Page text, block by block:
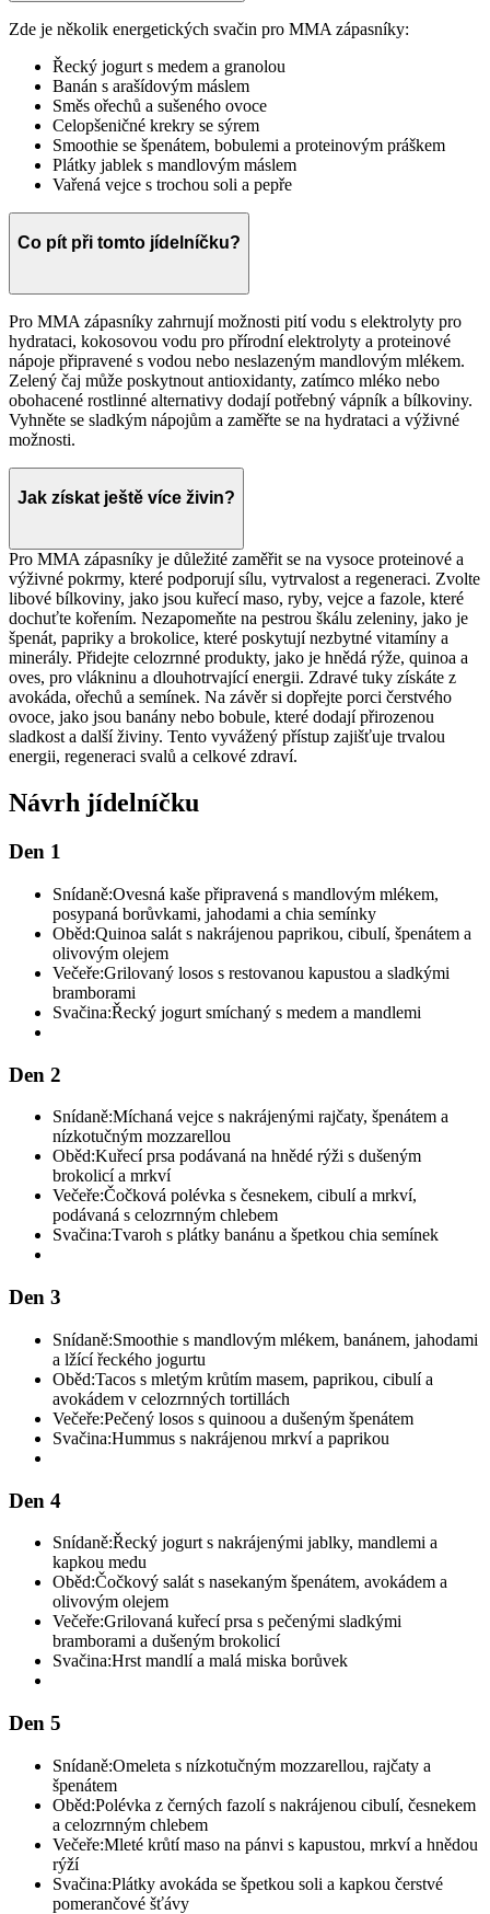
Zde je několik energetických svačin pro MMA zápasníky:
Řecký jogurt s medem a granolou
Banán s arašídovým máslem
Směs ořechů a sušeného ovoce
Celopšeničné krekry se sýrem
Smoothie se špenátem, bobulemi a proteinovým práškem
Plátky jablek s mandlovým máslem
Vařená vejce s trochou soli a pepře
Co pít při tomto jídelníčku?
Pro MMA zápasníky zahrnují možnosti pití vodu s elektrolyty pro
hydrataci, kokosovou vodu pro přírodní elektrolyty a proteinové
nápoje připravené s vodou nebo neslazeným mandlovým mlékem.
Zelený čaj může poskytnout antioxidanty, zatímco mléko nebo
obohacené rostlinné alternativy dodají potřebný vápník a bílkoviny.
Vyhněte se sladkým nápojům a zaměřte se na hydrataci a výživné
možnosti.
Jak získat ještě více živin?
Pro MMA zápasníky je důležité zaměřit se na vysoce proteinové a
výživné pokrmy, které podporují sílu, vytrvalost a regeneraci. Zvolte
libové bílkoviny, jako jsou kuřecí maso, ryby, vejce a fazole, které
dochuťte kořením. Nezapomeňte na pestrou škálu zeleniny, jako je
špenát, papriky a brokolice, které poskytují nezbytné vitamíny a
minerály. Přidejte celozrnné produkty, jako je hnědá rýže, quinoa a
oves, pro vlákninu a dlouhotrvající energii. Zdravé tuky získáte z
avokáda, ořechů a semínek. Na závěr si dopřejte porci čerstvého
ovoce, jako jsou banány nebo bobule, které dodají přirozenou
sladkost a další živiny. Tento vyvážený přístup zajišťuje trvalou
energii, regeneraci svalů a celkové zdraví.
Návrh jídelníčku
Den 1
Snídaně:Ovesná kaše připravená s mandlovým mlékem,
posypaná borůvkami, jahodami a chia semínky
Oběd:Quinoa salát s nakrájenou paprikou, cibulí, špenátem a
olivovým olejem
Večeře:Grilovaný losos s restovanou kapustou a sladkými
bramborami
Svačina:Řecký jogurt smíchaný s medem a mandlemi
Den 2
Snídaně:Míchaná vejce s nakrájenými rajčaty, špenátem a
nízkotučným mozzarellou
Oběd:Kuřecí prsa podávaná na hnědé rýži s dušeným
brokolicí a mrkví
Večeře:Čočková polévka s česnekem, cibulí a mrkví,
podávaná s celozrnným chlebem
Svačina:Tvaroh s plátky banánu a špetkou chia semínek
Den 3
Snídaně:Smoothie s mandlovým mlékem, banánem, jahodami
a lžící řeckého jogurtu
Oběd:Tacos s mletým krůtím masem, paprikou, cibulí a
avokádem v celozrnných tortillách
Večeře:Pečený losos s quinoou a dušeným špenátem
Svačina:Hummus s nakrájenou mrkví a paprikou
Den 4
Snídaně:Řecký jogurt s nakrájenými jablky, mandlemi a
kapkou medu
Oběd:Čočkový salát s nasekaným špenátem, avokádem a
olivovým olejem
Večeře:Grilovaná kuřecí prsa s pečenými sladkými
bramborami a dušeným brokolicí
Svačina:Hrst mandlí a malá miska borůvek
Den 5
Snídaně:Omeleta s nízkotučným mozzarellou, rajčaty a
špenátem
Oběd:Polévka z černých fazolí s nakrájenou cibulí, česnekem
a celozrnným chlebem
Večeře:Mleté krůtí maso na pánvi s kapustou, mrkví a hnědou
rýží
Svačina:Plátky avokáda se špetkou soli a kapkou čerstvé
pomerančové šťávy